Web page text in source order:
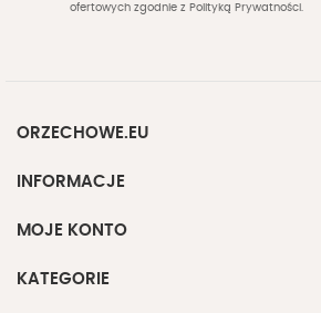
ofertowych zgodnie z Polityką Prywatności.
ORZECHOWE.EU
INFORMACJE
MOJE KONTO
KATEGORIE